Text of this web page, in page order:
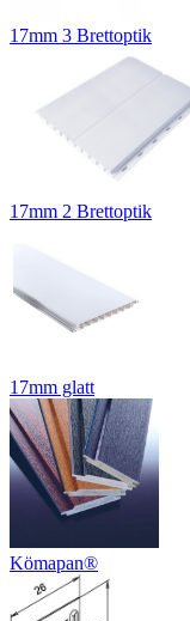
17mm 3 Brettoptik
17mm 2 Brettoptik
17mm glatt
Kömapan®